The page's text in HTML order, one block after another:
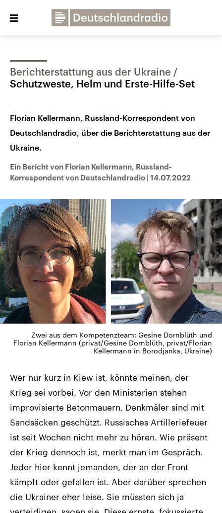
Close
Deutschlandfunk
Deutschlandfunk Kultur
Deutschlandfunk Nova
Über uns Programme Presse
Dialog und Kontakt
Berichterstattung aus der Ukraine
Schutzweste, Helm und Erste-Hilfe-Set
Florian Kellermann, Russland-Korrespondent von
Deutschlandradio, über die Berichterstattung aus der
Ukraine.
Ein Bericht von Florian Kellermann, Russland-
Korrespondent von Deutschlandradio
14.07.2022
Zwei aus dem Kompetenzteam: Gesine Dornblüth und
Florian Kellermann (privat/Gesine Dornblüth, privat/Florian
Kellermann in Borodjanka, Ukraine)
Wer nur kurz in Kiew ist, könnte meinen, der
Krieg sei vorbei. Vor den Ministerien stehen
improvisierte Betonmauern, Denkmäler sind mit
Sandsäcken geschützt. Russisches Artilleriefeuer
ist seit Wochen nicht mehr zu hören. Wie präsent
der Krieg dennoch ist, merkt man im Gespräch.
Jeder hier kennt jemanden, der an der Front
kämpft oder gefallen ist. Aber darüber sprechen
die Ukrainer eher leise. Sie müssten sich ja